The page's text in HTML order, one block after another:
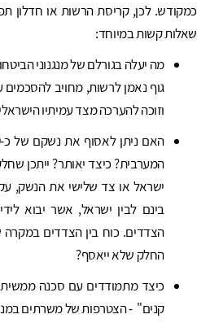
כמקודש. לכן, קריסת הרשות או חדלון
שאלות קשות במיוחד:
מה יעלה בגורלם של מנגנוני
גוף נאמן לרשות, מחויב
וזוכה להערכה מצד עמיתיו
המערבית? כיצד יאותר? ייתכן
ישראל או צד שלישי את הנשק,
בינם לבין ישראל, אשר יבוא
הצדדים. כוח בין הצדדים
החלק שלא ייאסף?
כיצד מתמודדים עם סכנה
קנים" - הצטרפות של משרתים